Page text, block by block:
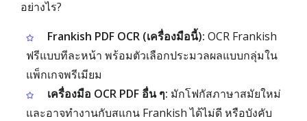
อย่างไร?
Frankish PDF OCR (เครื่องมือนี้): OCR Frankish
ฟรีแบบทีละหน้า พร้อมตัวเลือกประมวลผลแบบกลุ่มใน
แพ็กเกจพรีเมียม
เครื่องมือ OCR PDF อื่น ๆ: มักโฟกัสภาษาสมัยใหม่
และอาจทำงานกับสแกน Frankish ได้ไม่ดี หรือบังคับ